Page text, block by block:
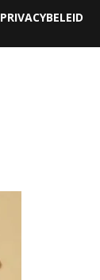
PRIVACYBELEID